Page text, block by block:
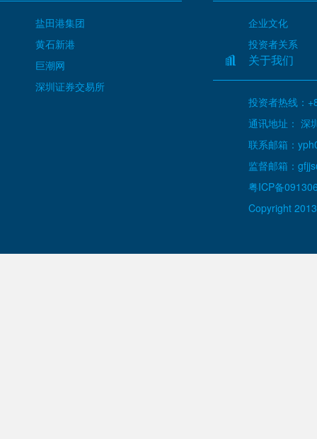
盐田港集团
黄石新港
巨潮网
深圳证券交易所
企业文化
投资者关系
关于我们
投资者热线：
通讯地址： 深
联系邮箱：
监督邮箱：
粤ICP备
Copyright